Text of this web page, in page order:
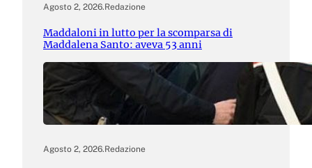
Agosto 2, 2026.Redazione
Maddaloni in lutto per la scomparsa di
Maddalena Santo: aveva 53 anni
Agosto 2, 2026.Redazione